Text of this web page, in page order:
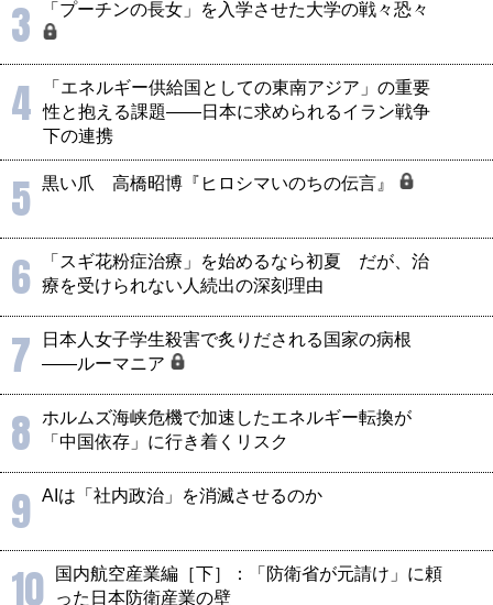
3 「プーチンの長女」を入学させた大学の戦々恐々
4
「エネルギー供給国としての東南アジア」の重要
性と抱える課題――日本に求められるイラン戦争
下の連携
5 黒い爪 高橋昭博『ヒロシマいのちの伝言』
6
「スギ花粉症治療」を始めるなら初夏 だが、治
療を受けられない人続出の深刻理由
7
日本人女子学生殺害で炙りだされる国家の病根
――ルーマニア
8
ホルムズ海峡危機で加速したエネルギー転換が
「中国依存」に行き着くリスク
9 AIは「社内政治」を消滅させるのか
10
国内航空産業編［下］：「防衛省が元請け」に頼
った日本防衛産業の壁